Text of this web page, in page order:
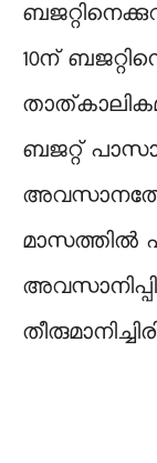
10ന്
ബജറ്റ്
മാസത്തില്‍